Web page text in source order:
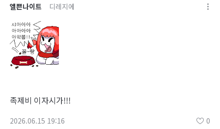
엘쁜나이트 디레지에
족제비 이자시가!!!
2026.06.15 19:16 0